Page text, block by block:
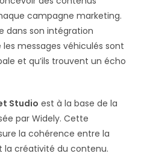
campagne marketing.
dans son intégration
messages véhiculés sont
et qu’ils trouvent un écho
Studio est à la base de la
par Widely. Cette
la cohérence entre la
créativité du contenu.